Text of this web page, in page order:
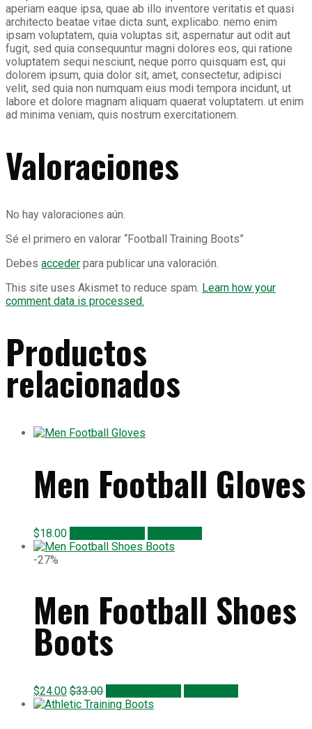
aperiam eaque ipsa, quae ab illo inventore veritatis et quasi
architecto beatae vitae dicta sunt, explicabo. nemo enim
ipsam voluptatem, quia voluptas sit, aspernatur aut odit aut
fugit, sed quia consequuntur magni dolores eos, qui ratione
voluptatem sequi nesciunt, neque porro quisquam est, qui
dolorem ipsum, quia dolor sit, amet, consectetur, adipisci
velit, sed quia non numquam eius modi tempora incidunt, ut
labore et dolore magnam aliquam quaerat voluptatem. ut enim
ad minima veniam, quis nostrum exercitationem.
Valoraciones
No hay valoraciones aún.
Sé el primero en valorar “Football Training Boots”
Debes acceder para publicar una valoración.
This site uses Akismet to reduce spam. Learn how your
comment data is processed.
Productos
relacionados
Men Football Gloves
$18.00
-27%
Men Football Shoes
Boots
$24.00 $33.00